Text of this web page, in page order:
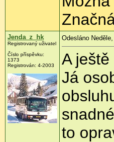
Jenda_z_hk
Registrovaný uživatel
Číslo příspěvku:
1373
Registrován: 4-2003
Odesláno
A ještě
Já
to